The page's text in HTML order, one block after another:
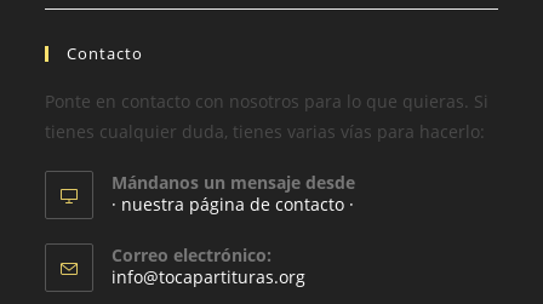
Contacto
Ponte en contacto con nosotros para lo que quieras. Si
tienes cualquier duda, tienes varias vías para hacerlo:
Mándanos un mensaje desde
· nuestra página de contacto ·
Correo electrónico:
info@tocapartituras.org